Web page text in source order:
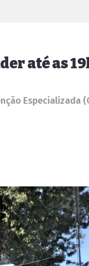
até as
Especializada